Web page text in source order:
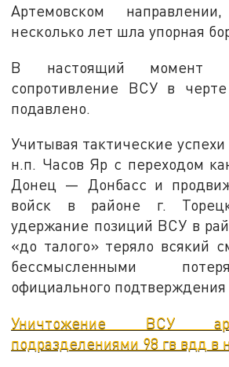
Артемовском
несколько лет шла упорная
В настоящий момент
сопротивление ВСУ в
подавлено.
Учитывая тактические
н.п. Часов Яр с переходом
Донец — Донбасс и
войск в районе г.
удержание позиций ВСУ в
«до талого» теряло всякий
бессмысленными
официального
Уничтожение ВСУ
подразделениями 98 гв вдд в